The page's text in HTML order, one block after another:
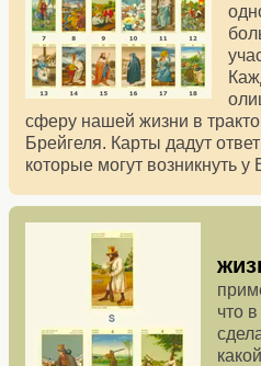
сферу нашей жизни в
Брейгеля. Карты дадут
которые могут возникнуть у
что
какой